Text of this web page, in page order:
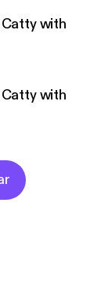
with
with